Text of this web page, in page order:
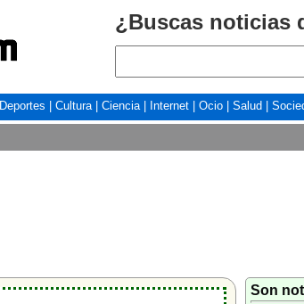
¿Buscas noticias
Deportes Cultura| Ciencia| Internet Ocio Salud
Son